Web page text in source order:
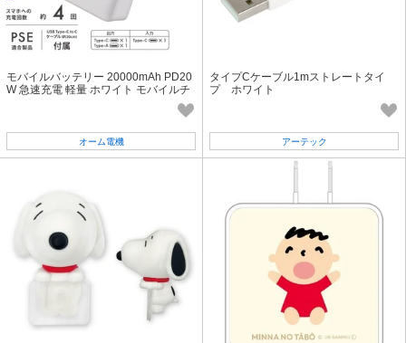
モバイルバッテリー 20000mAh PD20
W 急速充電 軽量 ホワイト モバイルチ
オーム電機
タイプCケーブル1mストレートタイ
プ ホワイト
アーテック